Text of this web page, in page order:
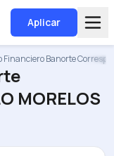
Aplicar
Financiero Banorte
MORELOS